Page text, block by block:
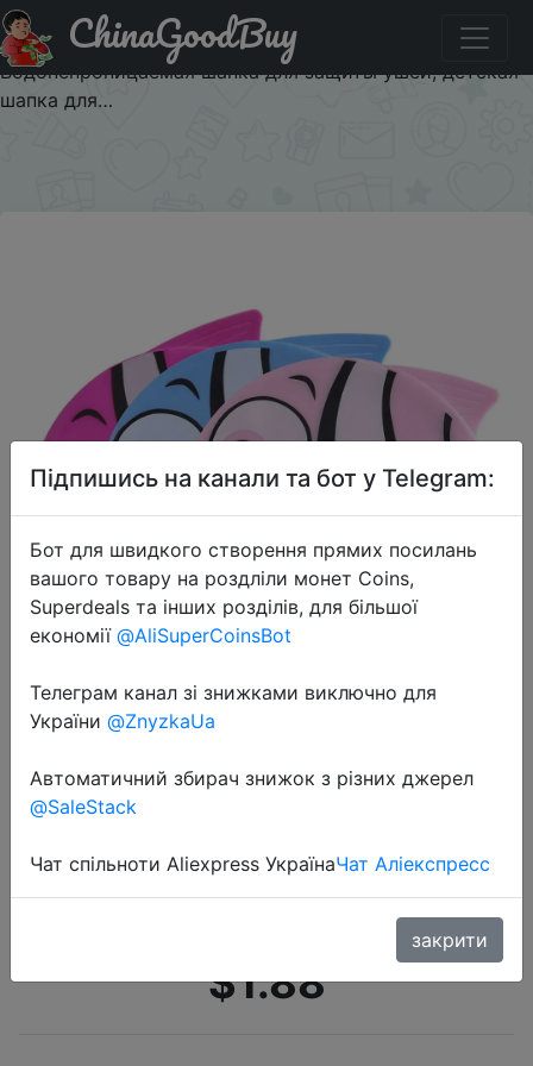
Знижка на Мультяшные шапки для плавания для
мальчиков и девочек, детская Силиконовая
Водонепроницаемая шапка для защиты ушей, детская
шапка для…
ChinaGoodBuy
2020-12-30
для мальчиков и девочек, детская
Силиконовая Водонепроницаемая
шапка для защиты ушей, детская
шапка для…
$1.88
Підпишись на канали та бот у Telegram:
Бот для швидкого створення прямих посилань
вашого товару на роздліли монет Coins,
Superdeals та інших розділів, для більшої
економії @AliSuperCoinsBot
Телеграм канал зі знижками виключно для
України @ZnyzkaUa
Автоматичний збирач знижок з різних джерел
@SaleStack
Чат спільноти Aliexpress УкраїнаЧат Аліекспресс
закрити